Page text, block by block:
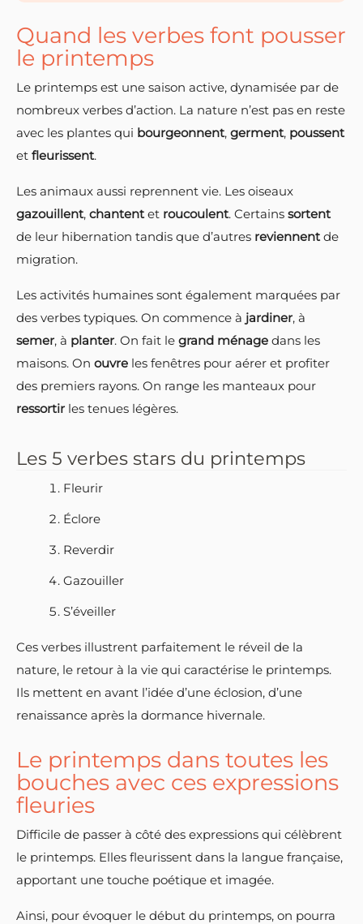
Quand les verbes font pousser
le printemps
Le printemps est une saison active, dynamisée par de
nombreux verbes d’action. La nature n’est pas en reste
avec les plantes qui bourgeonnent, germent, poussent
et fleurissent.
Les animaux aussi reprennent vie. Les oiseaux
gazouillent, chantentet roucoulent. Certains sortent
de leur hibernation tandis que d’autres reviennentde
migration.
Les activités humaines sont également marquées par
des verbes typiques. On commence à jardiner, à
semer, à planter. On fait le grand ménage dans les
maisons. On ouvre les fenêtres pour aérer et profiter
des premiers rayons. On range les manteaux pour
ressortir les tenues légères.
Les 5 verbes stars du printemps
Fleurir
Éclore
Reverdir
Gazouiller
S’éveiller
Ces verbes illustrent parfaitement le réveil de la
nature, le retour à la vie qui caractérise le printemps.
Ils mettent en avant l’idée d’une éclosion, d’une
renaissance après la dormance hivernale.
Le printemps dans toutes les
bouches avec ces expressions
fleuries
Difficile de passer à côté des expressions qui célèbrent
le printemps. Elles fleurissent dans la langue française,
apportant une touche poétique et imagée.
Ainsi, pour évoquer le début du printemps, on pourra